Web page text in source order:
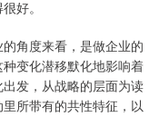
好。
角度来看，是做企业的
变化潜移默化地影响着
发，从战略的层面为读
所带有的共性特征，以